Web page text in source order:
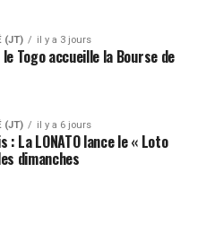
(JT) il y a 3 jours
Togo accueille la Bourse de
(JT) il y a 6 jours
La LONATO lance le « Loto
dimanches